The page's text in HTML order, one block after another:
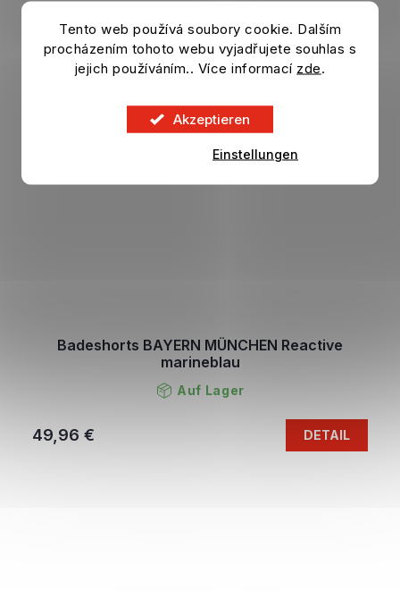
Tento web používá soubory cookie. Dalším
procházením tohoto webu vyjadřujete souhlas s
jejich používáním.. Více informací zde.
Akzeptieren
Einstellungen
Badeshorts BAYERN MÜNCHEN Reactive
marineblau
Auf Lager
49,96 € DETAIL